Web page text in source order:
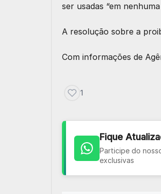
ser usadas “em
A resolução sobre a
Com informações de
1
Fique
Participe do
exclusivas